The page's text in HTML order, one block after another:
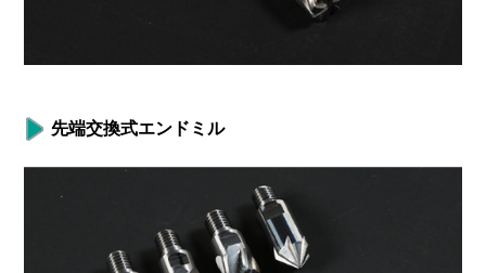
先端交換式エンドミル